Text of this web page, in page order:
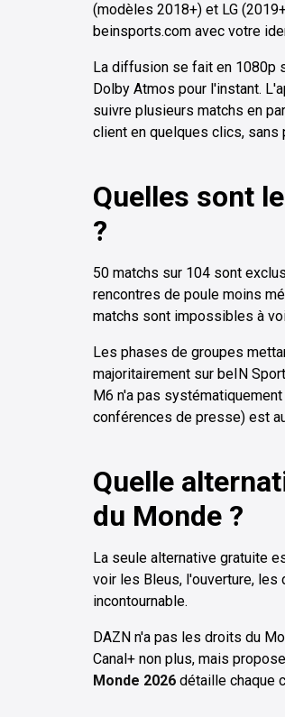
(modèles 2018+) et LG
beinsports.com avec votre
La diffusion se fait en 1080p
Dolby Atmos pour l'instant.
suivre plusieurs matchs en
client en quelques clics, sans
Quelles sont
?
50 matchs sur 104 sont
rencontres de poule moins
matchs sont impossibles à
Les phases de groupes
majoritairement sur beIN
M6 n'a pas
conférences de presse) est
Quelle
du Monde ?
La seule alternative gratuite
voir les Bleus, l'ouverture,
incontournable.
DAZN n'a pas les droits du
Canal+ non plus, mais
Monde 2026 détaille chaque